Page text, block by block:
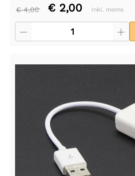
€ 4,00 € 2,00 Inkl. moms